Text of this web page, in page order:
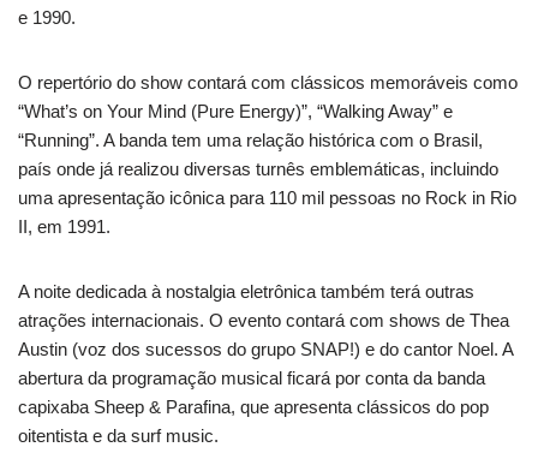
e 1990.
O repertório do show contará com clássicos memoráveis como
“What’s on Your Mind (Pure Energy)”, “Walking Away” e
“Running”. A banda tem uma relação histórica com o Brasil,
país onde já realizou diversas turnês emblemáticas, incluindo
uma apresentação icônica para 110 mil pessoas no Rock in Rio
II, em 1991.
A noite dedicada à nostalgia eletrônica também terá outras
atrações internacionais. O evento contará com shows de Thea
Austin (voz dos sucessos do grupo SNAP!) e do cantor Noel. A
abertura da programação musical ficará por conta da banda
capixaba Sheep & Parafina, que apresenta clássicos do pop
oitentista e da surf music.